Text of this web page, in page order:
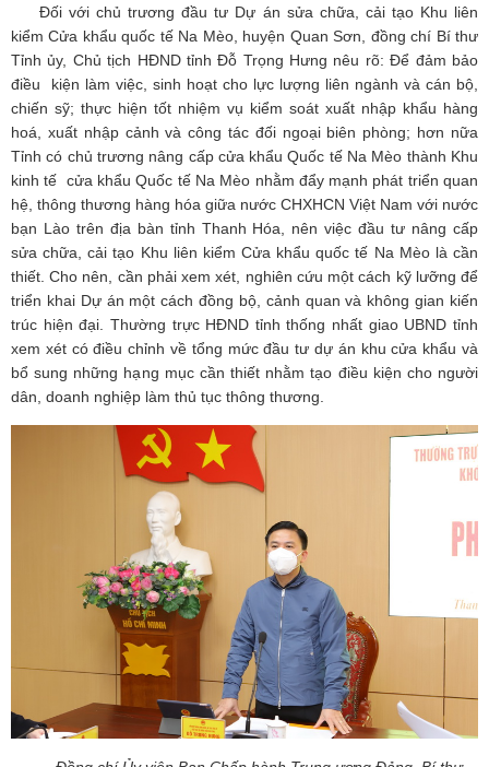
Đối với chủ trương đầu tư Dự án sửa chữa, cải tạo Khu liên
kiểm Cửa khẩu quốc tế Na Mèo, huyện Quan Sơn, đồng chí Bí thư
Tỉnh ủy, Chủ tịch HĐND tỉnh Đỗ Trọng Hưng nêu rõ: Để đảm bảo
điều kiện làm việc, sinh hoạt cho lực lượng liên ngành và cán bộ,
chiến sỹ; thực hiện tốt nhiệm vụ kiểm soát xuất nhập khẩu hàng
hoá, xuất nhập cảnh và công tác đối ngoại biên phòng; hơn nữa
Tỉnh có chủ trương nâng cấp cửa khẩu Quốc tế Na Mèo thành Khu
kinh tế cửa khẩu Quốc tế Na Mèo nhằm đẩy mạnh phát triển quan
hệ, thông thương hàng hóa giữa nước CHXHCN Việt Nam với nước
bạn Lào trên địa bàn tỉnh Thanh Hóa, nên việc đầu tư nâng cấp
sửa chữa, cải tạo Khu liên kiểm Cửa khẩu quốc tế Na Mèo là cần
thiết. Cho nên, cần phải xem xét, nghiên cứu một cách kỹ lưỡng để
triển khai Dự án một cách đồng bộ, cảnh quan và không gian kiến
trúc hiện đại. Thường trực HĐND tỉnh thống nhất giao UBND tỉnh
xem xét có điều chỉnh về tổng mức đầu tư dự án khu cửa khẩu và
bổ sung những hạng mục cần thiết nhằm tạo điều kiện cho người
dân, doanh nghiệp làm thủ tục thông thương.